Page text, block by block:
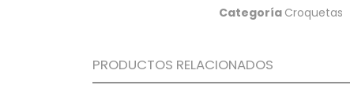
Categoría Croquetas
PRODUCTOS RELACIONADOS